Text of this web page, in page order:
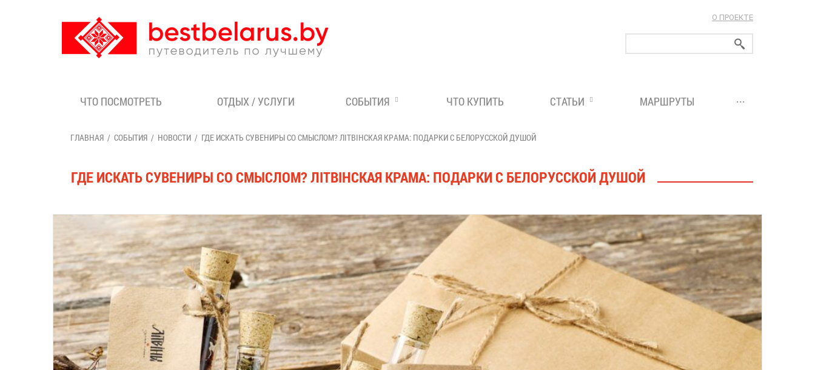
О ПРОЕКТЕ
ЧТО ПОСМОТРЕТЬ ОТДЫХ / УСЛУГИ СОБЫТИЯ ЧТО КУПИТЬ СТАТЬИ МАРШРУТЫ ...
ГЛАВНАЯ СОБЫТИЯ НОВОСТИ ГДЕ ИСКАТЬ СУВЕНИРЫ СО СМЫСЛОМ? ЛІТВІНСКАЯ КРАМА: ПОДАРКИ С БЕЛОРУССКОЙ ДУШОЙ
ГДЕ ИСКАТЬ СУВЕНИРЫ СО СМЫСЛОМ? ЛІТВІНСКАЯ КРАМА: ПОДАРКИ С БЕЛОРУССКОЙ ДУШОЙ